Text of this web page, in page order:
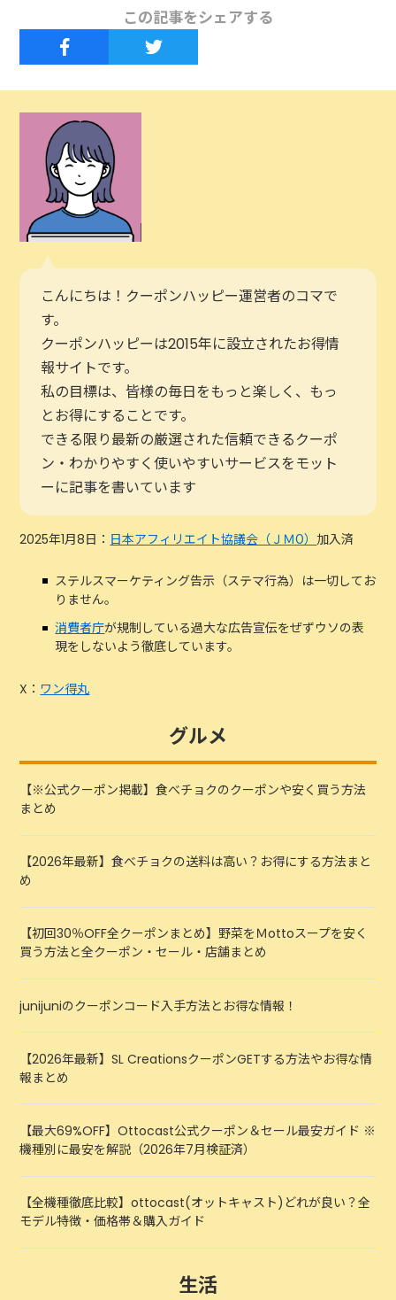
この記事をシェアする
こんにちは！クーポンハッピー運営者のコマで
す。
クーポンハッピーは2015年に設立されたお得情
報サイトです。
私の目標は、皆様の毎日をもっと楽しく、もっ
とお得にすることです。
できる限り最新の厳選された信頼できるクーポ
ン・わかりやすく使いやすいサービスをモット
ーに記事を書いています
2025年1月8日： 日本アフィリエイト協議会（ＪＭО） 加入済
ステルスマーケティング告示（ステマ行為）は一切してお
りません。
消費者庁が規制している過大な広告宣伝をぜずウソの表
現をしないよう徹底しています。
X： ワン得丸
グルメ
【※公式クーポン掲載】食べチョクのクーポンや安く買う方法
まとめ
【2026年最新】食べチョクの送料は高い？お得にする方法まと
め
【初回30％OFF全クーポンまとめ】野菜をＭottoスープを安く
買う方法と全クーポン・セール・店舗まとめ
junijuniのクーポンコード入手方法とお得な情報！
【2026年最新】SL CreationsクーポンGETする方法やお得な情
報まとめ
【最大69%OFF】Ottocast公式クーポン＆セール最安ガイド ※
機種別に最安を解説（2026年7月検証済）
【全機種徹底比較】ottocast(オットキャスト)どれが良い？全
モデル特徴・価格帯＆購入ガイド
生活